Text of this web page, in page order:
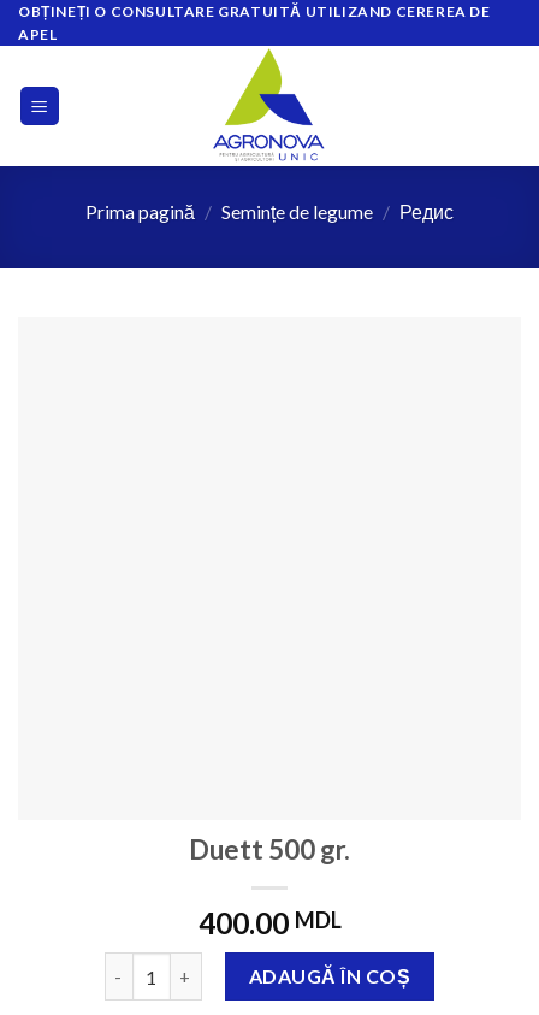
Skip
to
OBȚINEȚI O CONSULTARE GRATUITĂ UTILIZAND CEREREA DE
APEL
Prima pagină / Semințe de legume / Редис
Duett 500 gr.
400.00 MDL
Cantitate Duett 500 gr.ADAUGĂ ÎN COȘ